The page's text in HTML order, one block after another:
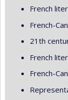
French
French-
21th
French
French-